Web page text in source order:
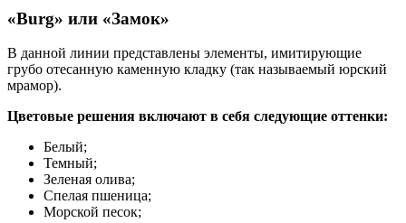
«Burg» или «Замок»
В данной линии представлены элементы, имитирующие
грубо отесанную каменную кладку (так называемый юрский
мрамор).
Цветовые решения включают в себя следующие оттенки:
Белый;
Темный;
Зеленая олива;
Спелая пшеница;
Морской песок;